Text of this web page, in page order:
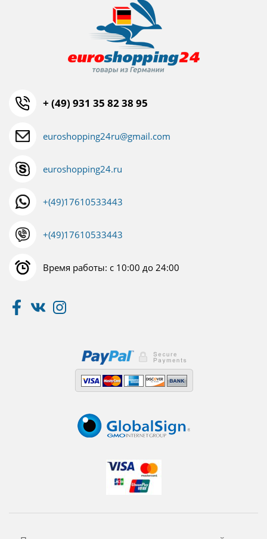
+ (49) 931 35 82 38 95
euroshopping24ru@gmail.com
euroshopping24.ru
+(49)17610533443
+(49)17610533443
Время работы: с 10:00 до 24:00